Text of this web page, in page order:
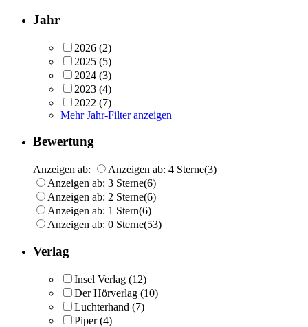
Jahr
2026 (2)
2025 (5)
2024 (3)
2023 (4)
2022 (7)
Mehr Jahr-Filter anzeigen
Bewertung
Anzeigen ab: Anzeigen ab: 4 Sterne(3)
Anzeigen ab: 3 Sterne(6)
Anzeigen ab: 2 Sterne(6)
Anzeigen ab: 1 Stern(6)
Anzeigen ab: 0 Sterne(53)
Verlag
Insel Verlag (12)
Der Hörverlag (10)
Luchterhand (7)
Piper (4)